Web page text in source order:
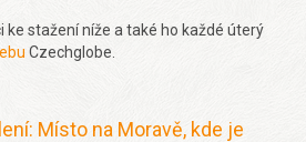
ke stažení níže a také ho každé úterý
Czechglobe.
Místo na Moravě, kde je